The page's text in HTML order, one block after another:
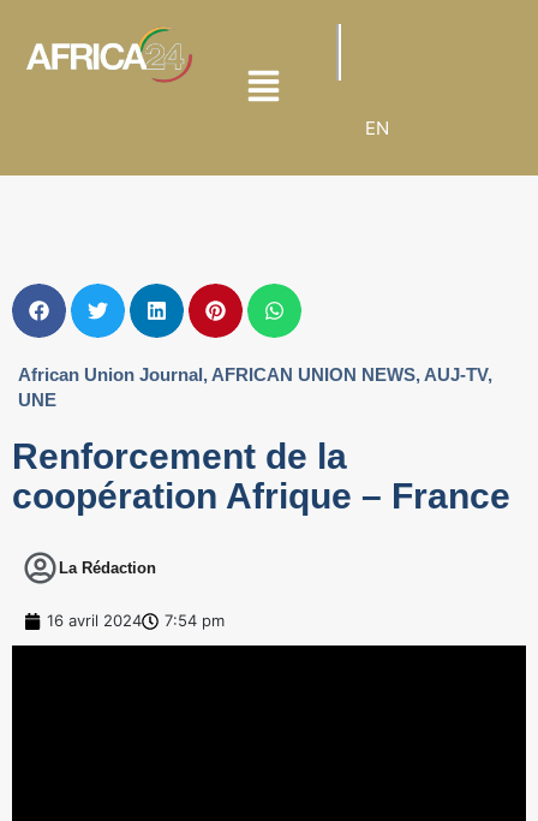
EN
African Union Journal, AFRICAN UNION NEWS, AUJ-TV,
UNE
Renforcement de la
coopération Afrique – France
La Rédaction
16 avril 2024 7:54 pm